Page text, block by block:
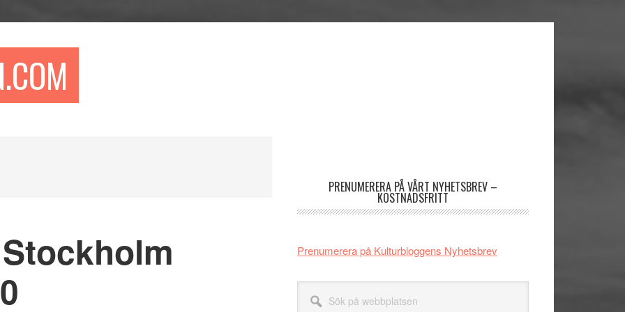
PRENUMERERA PÅ VÅRT NYHETSBREV –
KOSTNADSFRITT
Prenumerera på Kulturbloggens Nyhetsbrev